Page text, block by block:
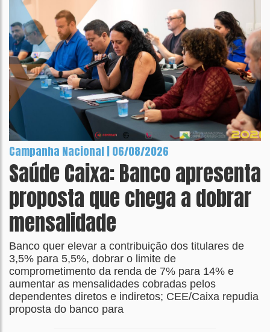
Campanha Nacional | 06/08/2026
Saúde Caixa: Banco apresenta
proposta que chega a dobrar
mensalidade
Banco quer elevar a contribuição dos titulares de
3,5% para 5,5%, dobrar o limite de
comprometimento da renda de 7% para 14% e
aumentar as mensalidades cobradas pelos
dependentes diretos e indiretos; CEE/Caixa repudia
proposta do banco para